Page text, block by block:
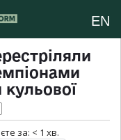
EN
кульової
за: < 1 хв.